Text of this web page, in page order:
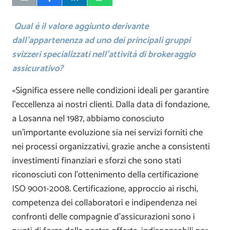
Qual è il valore aggiunto derivante
dall’appartenenza ad uno dei principali gruppi
svizzeri specializzati nell’attività di brokeraggio
assicurativo?
«Significa essere nelle condizioni ideali per garantire
l’eccellenza ai nostri clienti. Dalla data di fondazione,
a Losanna nel 1987, abbiamo conosciuto
un’importante evoluzione sia nei servizi forniti che
nei processi organizzativi, grazie anche a consistenti
investimenti finanziari e sforzi che sono stati
riconosciuti con l’ottenimento della certificazione
ISO 9001-2008. Certificazione, approccio ai rischi,
competenza dei collaboratori e indipendenza nei
confronti delle compagnie d’assicurazioni sono i